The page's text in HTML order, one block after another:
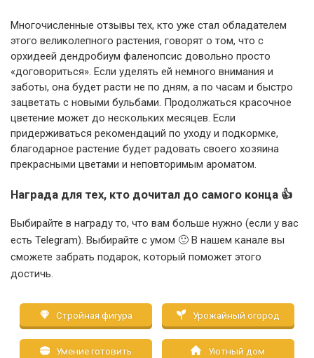
Многочисленные отзывы тех, кто уже стал обладателем
этого великолепного растения, говорят о том, что с
орхидеей дендробиум фаленопсис довольно просто
«договориться». Если уделять ей немного внимания и
заботы, она будет расти не по дням, а по часам и быстро
зацветать с новыми бульбами. Продолжаться красочное
цветение может до нескольких месяцев. Если
придерживаться рекомендаций по уходу и подкормке,
благодарное растение будет радовать своего хозяина
прекрасными цветами и неповторимым ароматом.
Награда для тех, кто дочитал до самого конца 👍
Выбирайте в награду то, что вам больше нужно (если у вас
есть Telegram). Выбирайте с умом 🙂 В нашем канале вы
сможете забрать подарок, который поможет этого
достичь.
Стройная фигура Урожайный огород
Умение готовить Уютный дом